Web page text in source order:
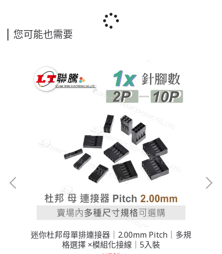
您可能也需要
迷你杜邦母單排連接器｜2.00mm Pitch｜多規
格選擇 ×模組化接線｜5入裝